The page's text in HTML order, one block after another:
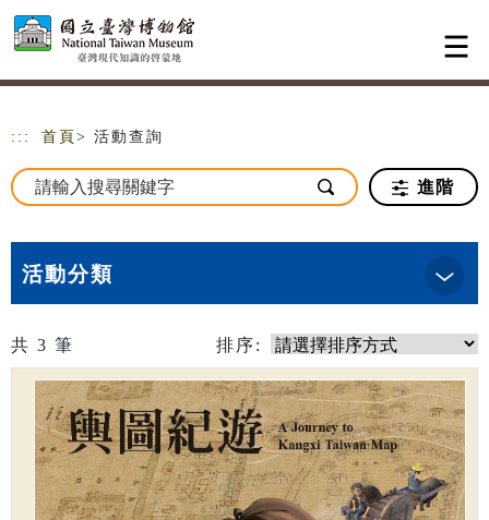
跳到主要內容
網站導覽
::: 首頁 > 活動查詢
進階
活動分類
共 3 筆 排序: